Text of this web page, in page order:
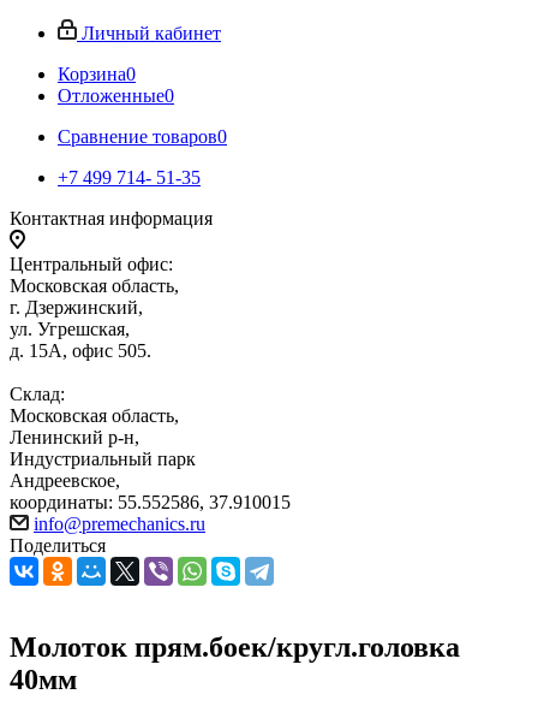
Личный кабинет
Корзина0
Отложенные0
Сравнение товаров0
+7 499 714- 51-35
Контактная информация
Центральный офис:
Московская область,
г. Дзержинский,
ул. Угрешская,
д. 15А, офис 505.
Склад:
Московская область,
Ленинский р-н,
Индустриальный парк
Андреевское,
координаты: 55.552586, 37.910015
info@premechanics.ru
Поделиться
Молоток прям.боек/кругл.головка
40мм